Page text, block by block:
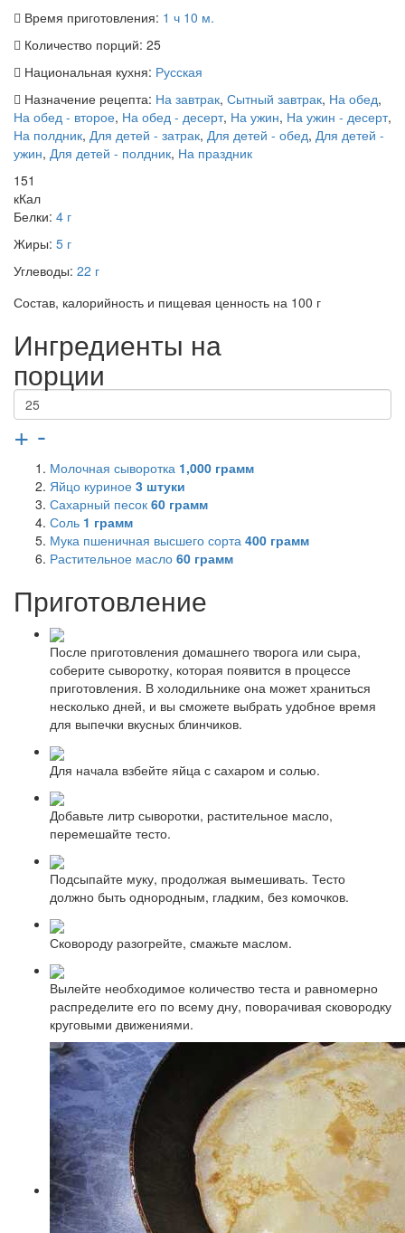
Время приготовления: 1 ч 10 м.
Количество порций: 25
Национальная кухня: Русская
Назначение рецепта: На завтрак, Сытный завтрак, На обед,
На обед - второе, На обед - десерт, На ужин, На ужин - десерт,
На полдник, Для детей - затрак, Для детей - обед, Для детей -
ужин, Для детей - полдник, На праздник
151
кКал
Белки: 4 г
Жиры: 5 г
Углеводы: 22 г
Состав, калорийность и пищевая ценность на 100 г
Ингредиенты на
порции
+ -
Молочная сыворотка 1,000 грамм
Яйцо куриное 3 штуки
Сахарный песок 60 грамм
Соль 1 грамм
Мука пшеничная высшего сорта 400 грамм
Растительное масло 60 грамм
Приготовление
После приготовления домашнего творога или сыра,
соберите сыворотку, которая появится в процессе
приготовления. В холодильнике она может храниться
несколько дней, и вы сможете выбрать удобное время
для выпечки вкусных блинчиков.
Для начала взбейте яйца с сахаром и солью.
Добавьте литр сыворотки, растительное масло,
перемешайте тесто.
Подсыпайте муку, продолжая вымешивать. Тесто
должно быть однородным, гладким, без комочков.
Сковороду разогрейте, смажьте маслом.
Вылейте необходимое количество теста и равномерно
распределите его по всему дну, поворачивая сковородку
круговыми движениями.